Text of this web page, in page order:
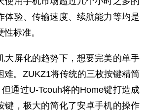
体验、传输速度、续航能力等均是
标准。
大屏化的趋势下，想要完美的单手
难。ZUKZ1将传统的三枚按键精简
通过U-Tcouh将的Home键打造成
键，极大的简化了安卓手机的操作